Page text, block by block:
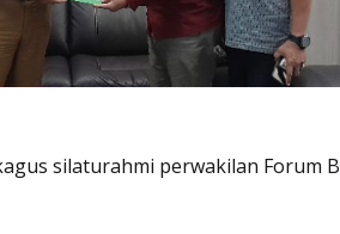
silaturahmi perwakilan Forum